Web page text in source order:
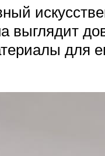
выглядит
для